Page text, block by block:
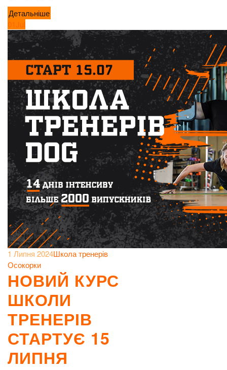
Детальніше
01Jul
1 Липня 2024Школа тренерів
Осокорки
НОВИЙ КУРС
ШКОЛИ
ТРЕНЕРІВ
СТАРТУЄ 15
ЛИПНЯ